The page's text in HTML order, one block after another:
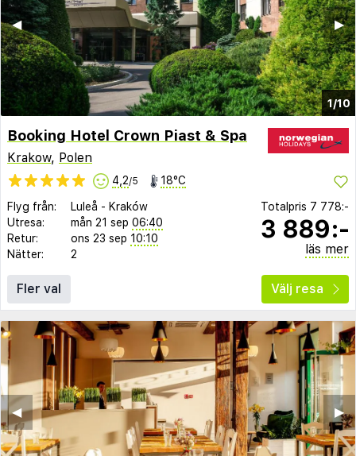
1/10
▶︎
◀︎
Booking Hotel Crown Piast & Spa
Krakow, Polen
4,2/5 18°C
Flyg från: Luleå - Kraków
Utresa:
mån 21 sep 06:40
Retur:
ons 23 sep 10:10
Nätter:
2
Totalpris 7 778:-
3 889:-
läs mer
Fler val Välj resa
▶︎
◀︎